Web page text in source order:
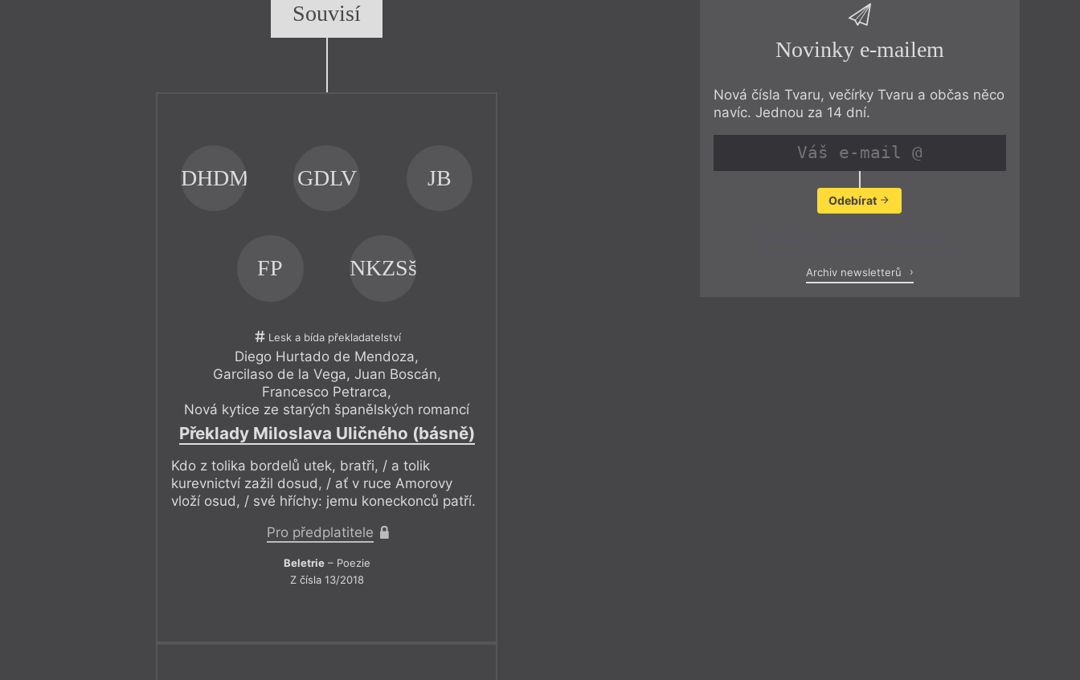
Souvisí
DHDM GDLV JB
FP NKZSšR
Lesk a bída překladatelství
Diego Hurtado de Mendoza,
Garcilaso de la Vega, Juan Boscán,
Francesco Petrarca,
Nová kytice ze starých španělských romancí
Překlady Miloslava Uličného (básně)
Kdo z tolika bordelů utek, bratři, / a tolik
kurevnictví zažil dosud, / ať v ruce Amorovy
vloží osud, / své hříchy: jemu koneckonců patří.
Pro předplatitele
Beletrie– Poezie
Z čísla 13/2018
Novinky e-mailem
Nová čísla Tvaru, večírky Tvaru a občas něco
navíc. Jednou za 14 dní.
Odebírat
Archiv newsletterů